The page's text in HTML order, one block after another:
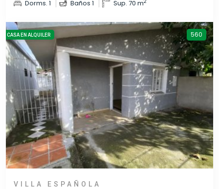
Dorms. 1 Baños 1 Sup. 70 m2
CASA EN ALQUILER 560
VILLA ESPAÑOLA